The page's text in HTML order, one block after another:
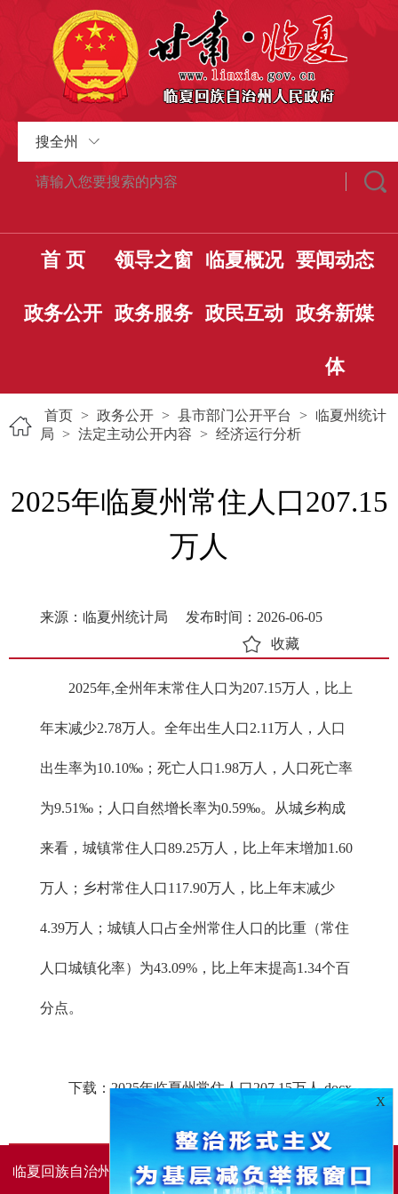
搜全州
首 页 领导之窗 临夏概况 要闻动态
政务公开 政务服务 政民互动 政务新媒
体
首页 > 政务公开 > 县市部门公开平台 > 临夏州统计
局 > 法定主动公开内容 > 经济运行分析
2025年临夏州常住人口207.15
万人
来源：临夏州统计局
发布时间：2026-06-05
收藏
2025年,全州年末常住人口为207.15万人，比上
年末减少2.78万人。全年出生人口2.11万人，人口
出生率为10.10‰；死亡人口1.98万人，人口死亡率
为9.51‰；人口自然增长率为0.59‰。从城乡构成
来看，城镇常住人口89.25万人，比上年末增加1.60
万人；乡村常住人口117.90万人，比上年末减少
4.39万人；城镇人口占全州常住人口的比重（常住
人口城镇化率）为43.09%，比上年末提高1.34个百
分点。
下载：2025年临夏州常住人口207.15万人.docx
临夏回族自治州人民政府办公室主办 临夏回族自治州人民政
府信息中心承办
X